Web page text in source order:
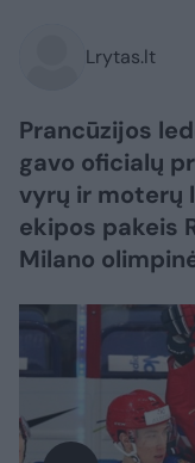
Lrytas.lt
Prancūzijos
gavo oficialų
vyrų ir moterų
ekipos pakeis
Milano